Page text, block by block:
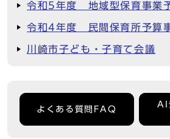
令和5年度 地域型保育事業
令和4年度 民間保育所予算
川崎市子ども・子育て会議
よくある質問FAQ
AI